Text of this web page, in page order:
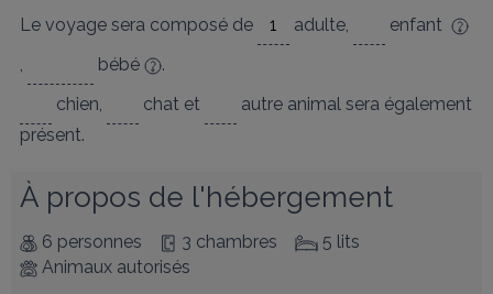
Le voyage sera composé de adulte,
enfant
,
bébé
.
chien, chat et autre animal sera également
présent.
À propos de l'hébergement
6 personnes 3 chambres
5 lits
Animaux autorisés